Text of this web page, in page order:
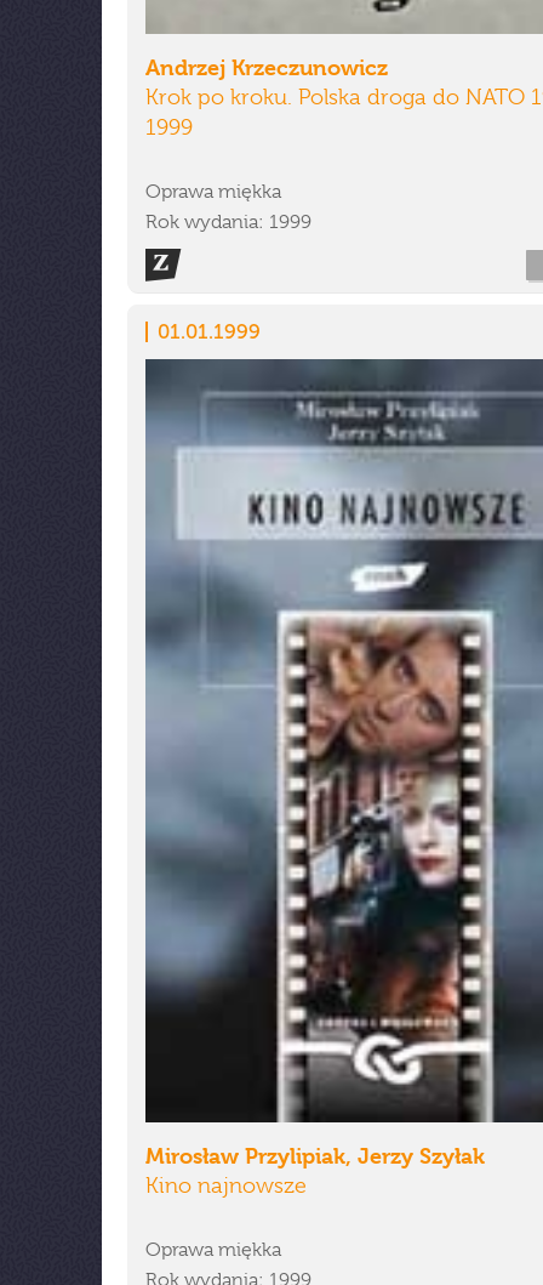
Andrzej Krzeczunowicz
Krok po kroku. Polska droga do NATO
1999
Oprawa miękka
Rok wydania: 1999
01.01.1999
Mirosław Przylipiak, Jerzy Szyłak
Kino najnowsze
Oprawa miękka
Rok wydania: 1999